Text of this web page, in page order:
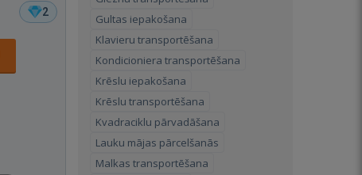
2
Gultas iepakošana
Klavieru transportēšana
Kondicioniera transportēšana
Krēslu iepakošana
Krēslu transportēšana
Kvadraciklu pārvadāšana
Lauku mājas pārcelšanās
Malkas transportēšana